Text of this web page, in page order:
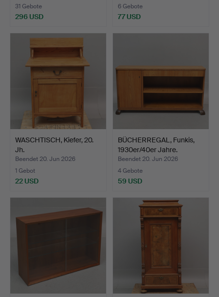
31 Gebote
296 USD
6 Gebote
77 USD
WASCHTISCH, Kiefer, 20.
Jh.
Beendet 20. Jun 2026
1 Gebot
22 USD
BÜCHERREGAL, Funkis,
1930er/40er Jahre.
Beendet 20. Jun 2026
4 Gebote
59 USD